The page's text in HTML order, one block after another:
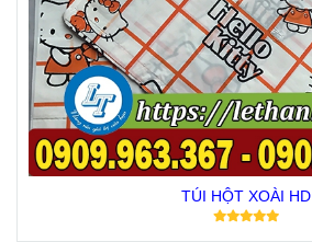
TÚI HỘT XOÀI HD